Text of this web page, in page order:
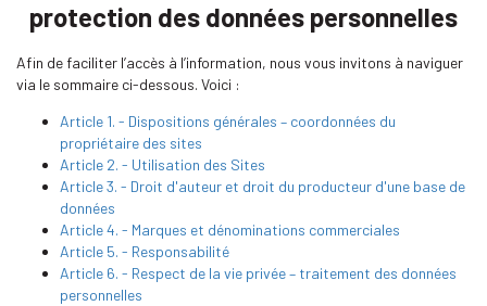
protection des données personnelles
Afin de faciliter l’accès à l’information, nous vous invitons à naviguer
via le sommaire ci-dessous. Voici :
Article 1. - Dispositions générales – coordonnées du
propriétaire des sites
Article 2. - Utilisation des Sites
Article 3. - Droit d'auteur et droit du producteur d'une base de
données
Article 4. - Marques et dénominations commerciales
Article 5. - Responsabilité
Article 6. - Respect de la vie privée – traitement des données
personnelles